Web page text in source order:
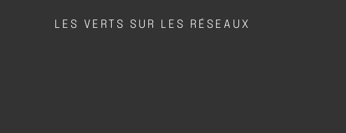
LES VERTS SUR LES RÉSEAUX